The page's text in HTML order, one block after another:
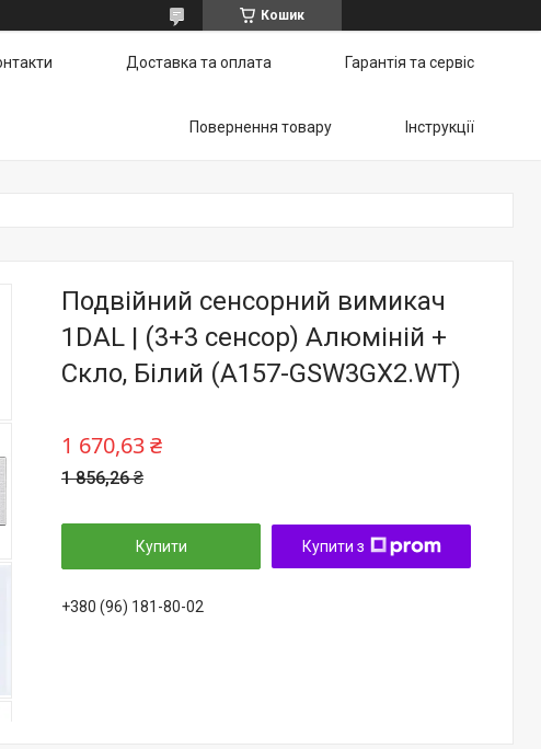
Кошик
Доставка та оплата Гарантія та сервіс
Повернення товару Інструкції
Подвійний сенсорний вимикач
1DAL | (3+3 сенсор) Алюміній +
Скло, Білий (A157-GSW3GX2.WT)
1 856,26 ₴
1 670,63 ₴
Купити Купити з
+380 (96) 181-80-02